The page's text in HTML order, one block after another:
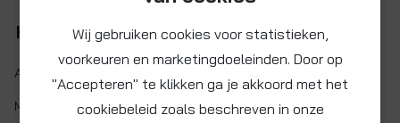
Kenmerken
Artikelnr.:
Maat: Ø 5/16" x 3/8"
Wij gebruiken cookies voor statistieken,
voorkeuren en marketingdoeleinden. Door op
"Accepteren" te klikken ga je akkoord met het
cookiebeleid zoals beschreven in onze